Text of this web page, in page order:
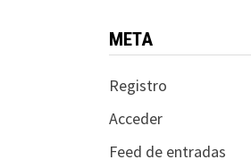
META
Registro
Acceder
Feed de entradas